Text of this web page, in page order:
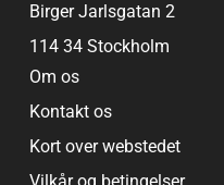
Birger Jarlsgatan 2
114 34 Stockholm
Om os
Kontakt os
Kort over webstedet